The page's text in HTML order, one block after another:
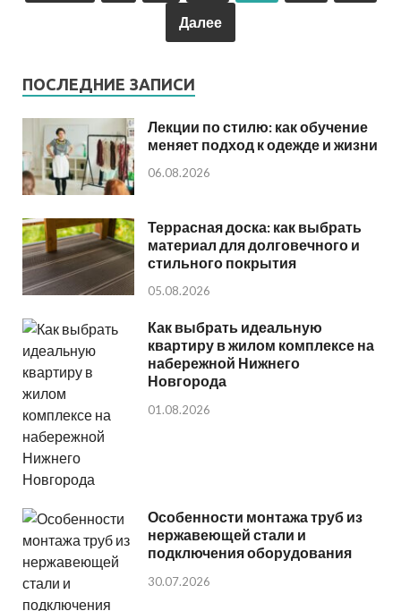
Далее
ПОСЛЕДНИЕ ЗАПИСИ
Лекции по стилю: как обучение
меняет подход к одежде и жизни
06.08.2026
Террасная доска: как выбрать
материал для долговечного и
стильного покрытия
05.08.2026
Как выбрать идеальную
квартиру в жилом комплексе на
набережной Нижнего
Новгорода
01.08.2026
Особенности монтажа труб из
нержавеющей стали и
подключения оборудования
30.07.2026